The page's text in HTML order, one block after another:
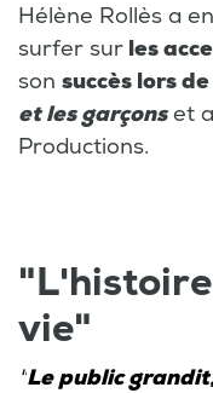
Hélène Rollès a
surfer sur les
son succès lors
et les garçons et
Productions.
vie"
"Le public